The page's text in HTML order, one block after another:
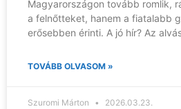
Magyarországon tovább romlik,
a felnőtteket, hanem a fiatalabb
erősebben érinti. A jó hír? Az
TOVÁBB OLVASOM »
Szuromi Márton 2026.03.23.